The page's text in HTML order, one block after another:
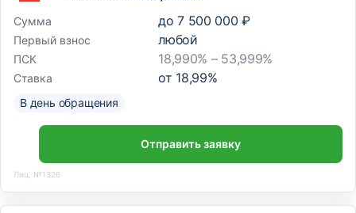
Сумма
до 7 500 000 ₽
Первый взнос любой
ПСК 18,990% – 53,999%
Ставка от 18,99%
В день обращения
Отправить заявку
Лиц. №1326